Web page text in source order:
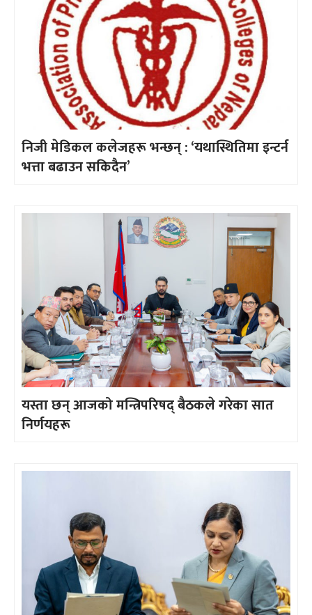
निजी मेडिकल कलेजहरू भन्छन् : ‘यथास्थितिमा इन्टर्न
भत्ता बढाउन सकिदैन’
यस्ता छन् आजको मन्त्रिपरिषद् बैठकले गरेका सात
निर्णयहरू